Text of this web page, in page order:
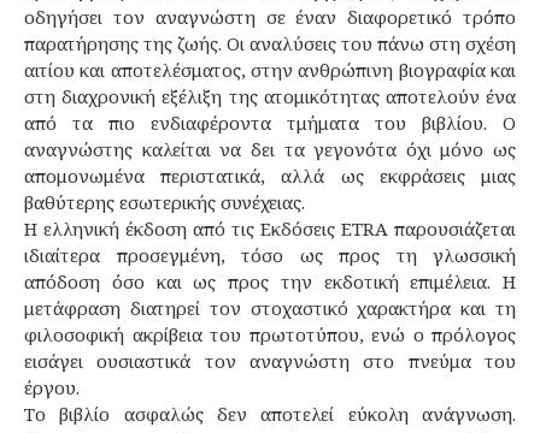
οδηγήσει τον αναγνώστη σε έναν διαφορετικό τρόπο
παρατήρησης της ζωής. Οι αναλύσεις του πάνω στη σχέση
αιτίου και αποτελέσματος, στην ανθρώπινη βιογραφία και
στη διαχρονική εξέλιξη της ατομικότητας αποτελούν ένα
από τα πιο ενδιαφέροντα τμήματα του βιβλίου. Ο
αναγνώστης καλείται να δει τα γεγονότα όχι μόνο ως
απομονωμένα περιστατικά, αλλά ως εκφράσεις μιας
βαθύτερης εσωτερικής συνέχειας.
Η ελληνική έκδοση από τις Εκδόσεις ETRA παρουσιάζεται
ιδιαίτερα προσεγμένη, τόσο ως προς τη γλωσσική
απόδοση όσο και ως προς την εκδοτική επιμέλεια. Η
μετάφραση διατηρεί τον στοχαστικό χαρακτήρα και τη
φιλοσοφική ακρίβεια του πρωτοτύπου, ενώ ο πρόλογος
εισάγει ουσιαστικά τον αναγνώστη στο πνεύμα του
έργου.
Το βιβλίο ασφαλώς δεν αποτελεί εύκολη ανάγνωση.